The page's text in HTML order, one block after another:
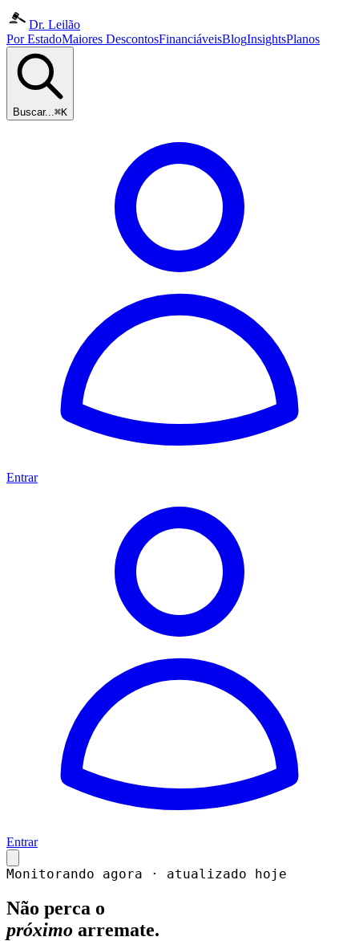
Dr. Leilão
Por EstadoMaiores DescontosFinanciáveisBlogInsightsPlanos
Buscar...⌘K
Entrar
Entrar
Monitorando agora · atualizado hoje
Não perca o
próximo arremate.